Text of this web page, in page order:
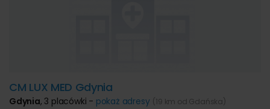
CM LUX MED Gdynia
Gdynia,3 placówki - pokaż adresy (19 km od Gdańska)